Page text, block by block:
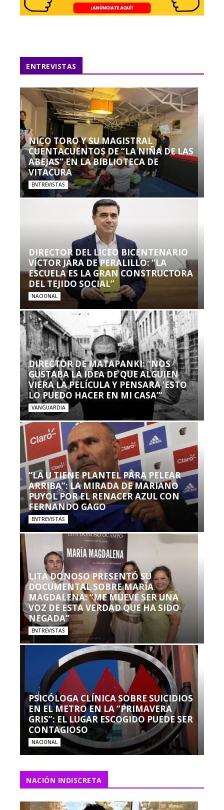
ENTREVISTAS
NICO TORO Y SU MAGISTRAL
CUENTACUENTOS DE “LA NIÑA DE LAS
ABEJAS” EN LA BIBLIOTECA DE
VITACURA
ENTREVISTAS
DIRECTOR DEL LICEO BICENTENARIO
VÍCTOR JARA DE PERALILLO: “LA
ESCUELA ES LA GRAN CONSTRUCTORA
DEL TEJIDO SOCIAL”
NACIONAL
DIRECTOR DE MATAPANKI: “NOS
GUSTABA LA IDEA DE QUE ALGUIEN
VIERA LA PELÍCULA Y PENSARA ‘ESTO
LO PUEDO HACER EN MI CASA’”
VANGUARDIA
“LA U TIENE PLANTEL PARA PELEAR
ARRIBA”: LA MIRADA DE MARIANO
PUYOL POR EL RENACER AZUL CON
FERNANDO GAGO
ENTREVISTAS
LITA DONOSO PRESENTÓ SU
DOCUMENTAL SOBRE MARÍA
MAGDALENA: “ME MUEVE SER UNA
VOZ DE ESTA VERDAD QUE HA SIDO
NEGADA”
ENTREVISTAS
PSICÓLOGA CLÍNICA SOBRE SUICIDIOS
EN EL METRO EN LA “PRIMAVERA
GRIS”: EL LUGAR ESCOGIDO PUEDE SER
CONTAGIOSO
NACIONAL
NACIÓN INDISCRETA